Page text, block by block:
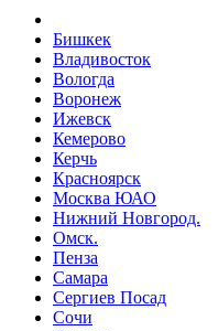
Бишкек
Владивосток
Вологда
Воронеж
Ижевск
Кемерово
Керчь
Красноярск
Москва ЮАО
Нижний Новгород.
Омск.
Пенза
Самара
Сергиев Посад
Сочи